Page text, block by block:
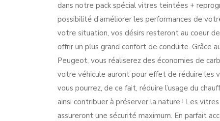
dans notre pack spécial vitres teintées +
possibilité d’améliorer les performances de
votre situation, vos désirs resteront au coeur
offrir un plus grand confort de conduite. Grâce
Peugeot, vous réaliserez des économies de
votre véhicule auront pour effet de réduire les
vous pourrez, de ce fait, réduire l’usage du
ainsi contribuer à préserver la nature ! Les
assureront une sécurité maximum. En parfait